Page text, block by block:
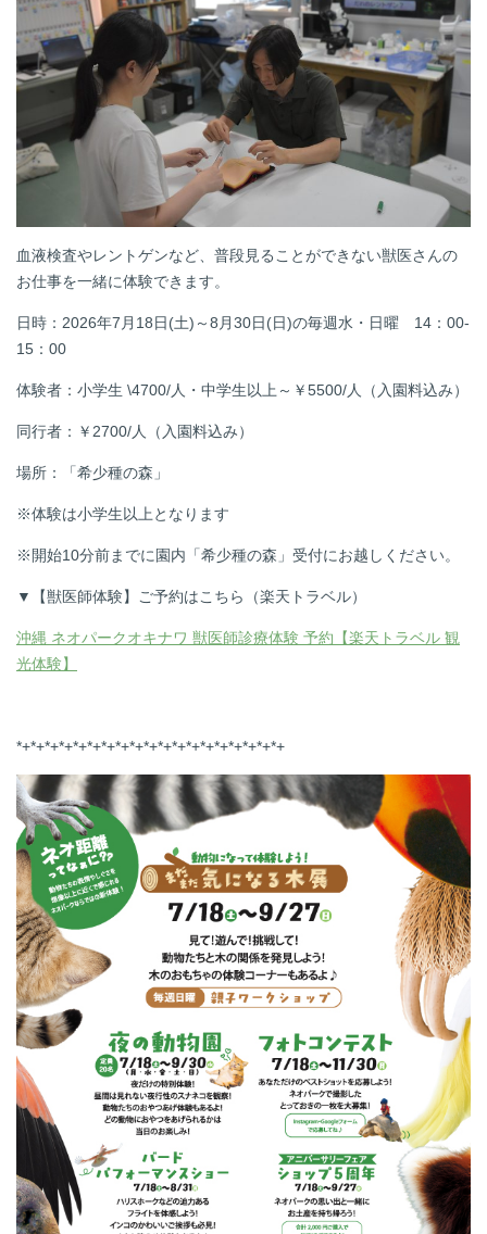
血液検査やレントゲンなど、普段見ることができない獣医さんの
お仕事を一緒に体験できます。
日時： 2026年7月18日(土)～8月30日(日)の毎週水・日曜 14：00-
15：00
体験者：小学生 \4700/人・中学生以上～￥5500/人（入園料込み）
同行者：￥2700/人（入園料込み）
場所：「希少種の森」
※体験は小学生以上となります
※開始10分前までに園内「希少種の森」受付にお越しください。
▼【獣医師体験】ご予約はこちら（楽天トラベル）
沖縄 ネオパークオキナワ 獣医師診療体験 予約【楽天トラベル 観
光体験】
*+*+*+*+*+*+*+*+*+*+*+*+*+*+*+*+*+*+*+